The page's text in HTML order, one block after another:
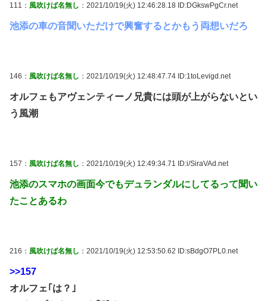
111： 風吹けば名無し ：2021/10/19(火) 12:46:28.18 ID:DGkswPgCr.net
池添の車の音聞いただけで興奮するとかもう両想いだろ
146： 風吹けば名無し ：2021/10/19(火) 12:48:47.74 ID:1toLevigd.net
オルフェもアヴェンティーノ兄貴には頭が上がらないとい
う風潮
157： 風吹けば名無し ：2021/10/19(火) 12:49:34.71 ID:i/SiraVAd.net
池添のスマホの画面今でもデュランダルにしてるって聞い
たことあるわ
216： 風吹けば名無し ：2021/10/19(火) 12:53:50.62 ID:sBdgO7PL0.net
>>157
オルフェ｢は？｣